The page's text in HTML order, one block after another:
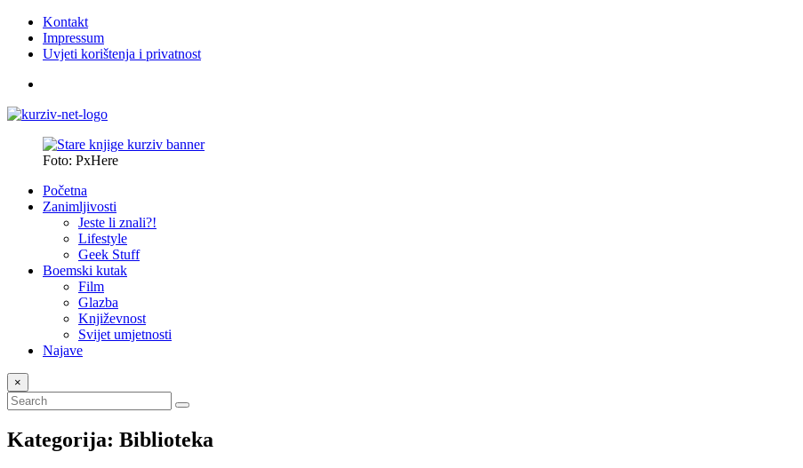
Kontakt
Impressum
Uvjeti korištenja i privatnost
Foto: PxHere
Početna
Zanimljivosti
Jeste li znali?!
Lifestyle
Geek Stuff
Boemski kutak
Film
Glazba
Književnost
Svijet umjetnosti
Najave
×
Kategorija: Biblioteka